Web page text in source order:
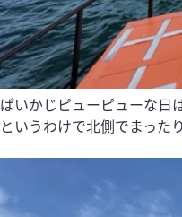
ぱいかじピューピューな日
というわけで北側でまった